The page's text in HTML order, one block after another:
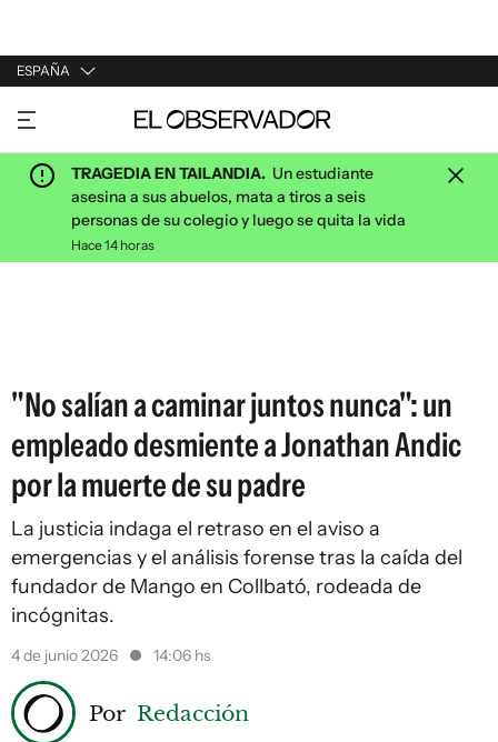
ESPAÑA
URUGUAY
ARGENTINA
ESPAÑA
ESTADOS UNIDOS
TRAGEDIA EN TAILANDIA. Un estudiante
asesina a sus abuelos, mata a tiros a seis
personas de su colegio y luego se quita la vida
Hace 14 horas
"No salían a caminar juntos nunca": un
empleado desmiente a Jonathan Andic
por la muerte de su padre
La justicia indaga el retraso en el aviso a
emergencias y el análisis forense tras la caída del
fundador de Mango en Collbató, rodeada de
incógnitas.
4 de junio 2026 14:06 hs
Por Redacción